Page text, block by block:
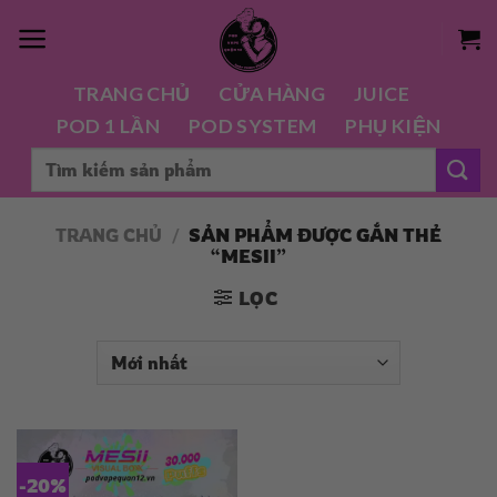
đến
TRANG CHỦ CỬA HÀNG
JUICE
POD 1 LẦN
POD SYSTEM PHỤ KIỆN
Tìm
TRANG CHỦ / SẢN PHẨM ĐƯỢC GẮN THẺ
“MESII”
LỌC
-20%